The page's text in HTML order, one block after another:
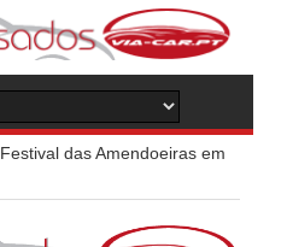
Festival das Amendoeiras em